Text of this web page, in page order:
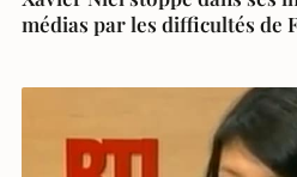
médias par les difficultés de